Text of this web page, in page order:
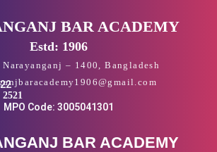
BAR ACADEMY
Estd: 1906
Narayanganj – 1400, Bangladesh
MPO Code: 3005041301
BAR ACADEMY